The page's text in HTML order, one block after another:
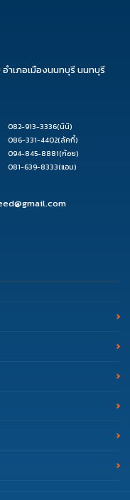
ำเภอเมืองนนทบุรี นนทบุรี
082-913-3336(นินิ)
086-331-4402(ลัคกี้)
094-845-8881(ก้อย)
081-639-8333(แอม)